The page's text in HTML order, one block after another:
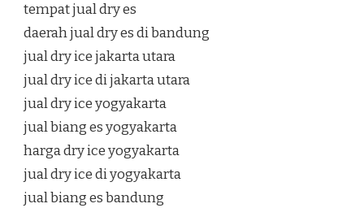
tempat jual dry es
daerah jual dry es di bandung
jual dry ice jakarta utara
jual dry ice di jakarta utara
jual dry ice yogyakarta
jual biang es yogyakarta
harga dry ice yogyakarta
jual dry ice di yogyakarta
jual biang es bandung